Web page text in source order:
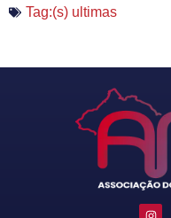
Tag:(s) ultimas